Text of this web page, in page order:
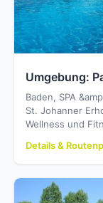
Umgebung:
Baden, SPA
St. Johanner
Wellness und
Details &